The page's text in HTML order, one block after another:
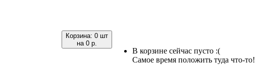
Корзина: 0 шт
на 0 р.
В корзине сейчас пусто :(
Самое время положить туда что-то!